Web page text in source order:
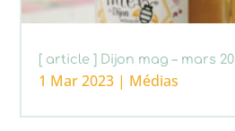
[ article ] Dijon mag – mars
1 Mar 2023 | Médias